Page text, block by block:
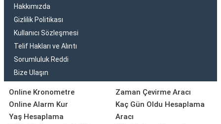
Hakkımızda
Gizlilik Politikası
Kullanıcı Sözleşmesi
Telif Hakları ve Alıntı
Sorumluluk Reddi
Bize Ulaşın
Online Kronometre
Online Alarm Kur
Yaş Hesaplama
Zaman Çevirme Aracı
Kaç Gün Oldu Hesaplama
Aracı